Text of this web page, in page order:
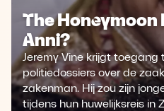
Safari
Microsoft Edge
Opera
The Honeymoon
Anni?
Jeremy Vine krijgt toegang
politiedossiers over de
zakenman. Hij zou zijn
tijdens hun huwelijksreis in